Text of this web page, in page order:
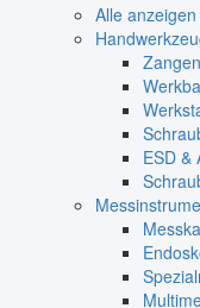
Alle
ESD &